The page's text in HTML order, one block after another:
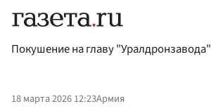
Покушение на главу "Уралдронзавода"
18 марта 2026 12:23Армия